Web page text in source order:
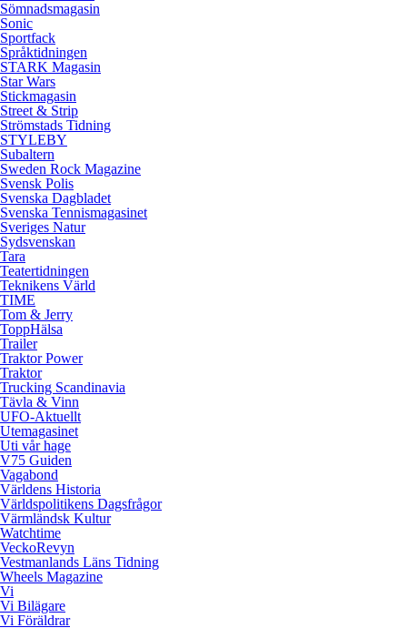
Sömnadsmagasin
Sonic
Sportfack
Språktidningen
STARK Magasin
Star Wars
Stickmagasin
Street & Strip
Strömstads Tidning
STYLEBY
Subaltern
Sweden Rock Magazine
Svensk Polis
Svenska Dagbladet
Svenska Tennismagasinet
Sveriges Natur
Sydsvenskan
Tara
Teatertidningen
Teknikens Värld
TIME
Tom & Jerry
ToppHälsa
Trailer
Traktor Power
Traktor
Trucking Scandinavia
Tävla & Vinn
UFO-Aktuellt
Utemagasinet
Uti vår hage
V75 Guiden
Vagabond
Världens Historia
Världspolitikens Dagsfrågor
Värmländsk Kultur
Watchtime
VeckoRevyn
Vestmanlands Läns Tidning
Wheels Magazine
Vi
Vi Bilägare
Vi Föräldrar